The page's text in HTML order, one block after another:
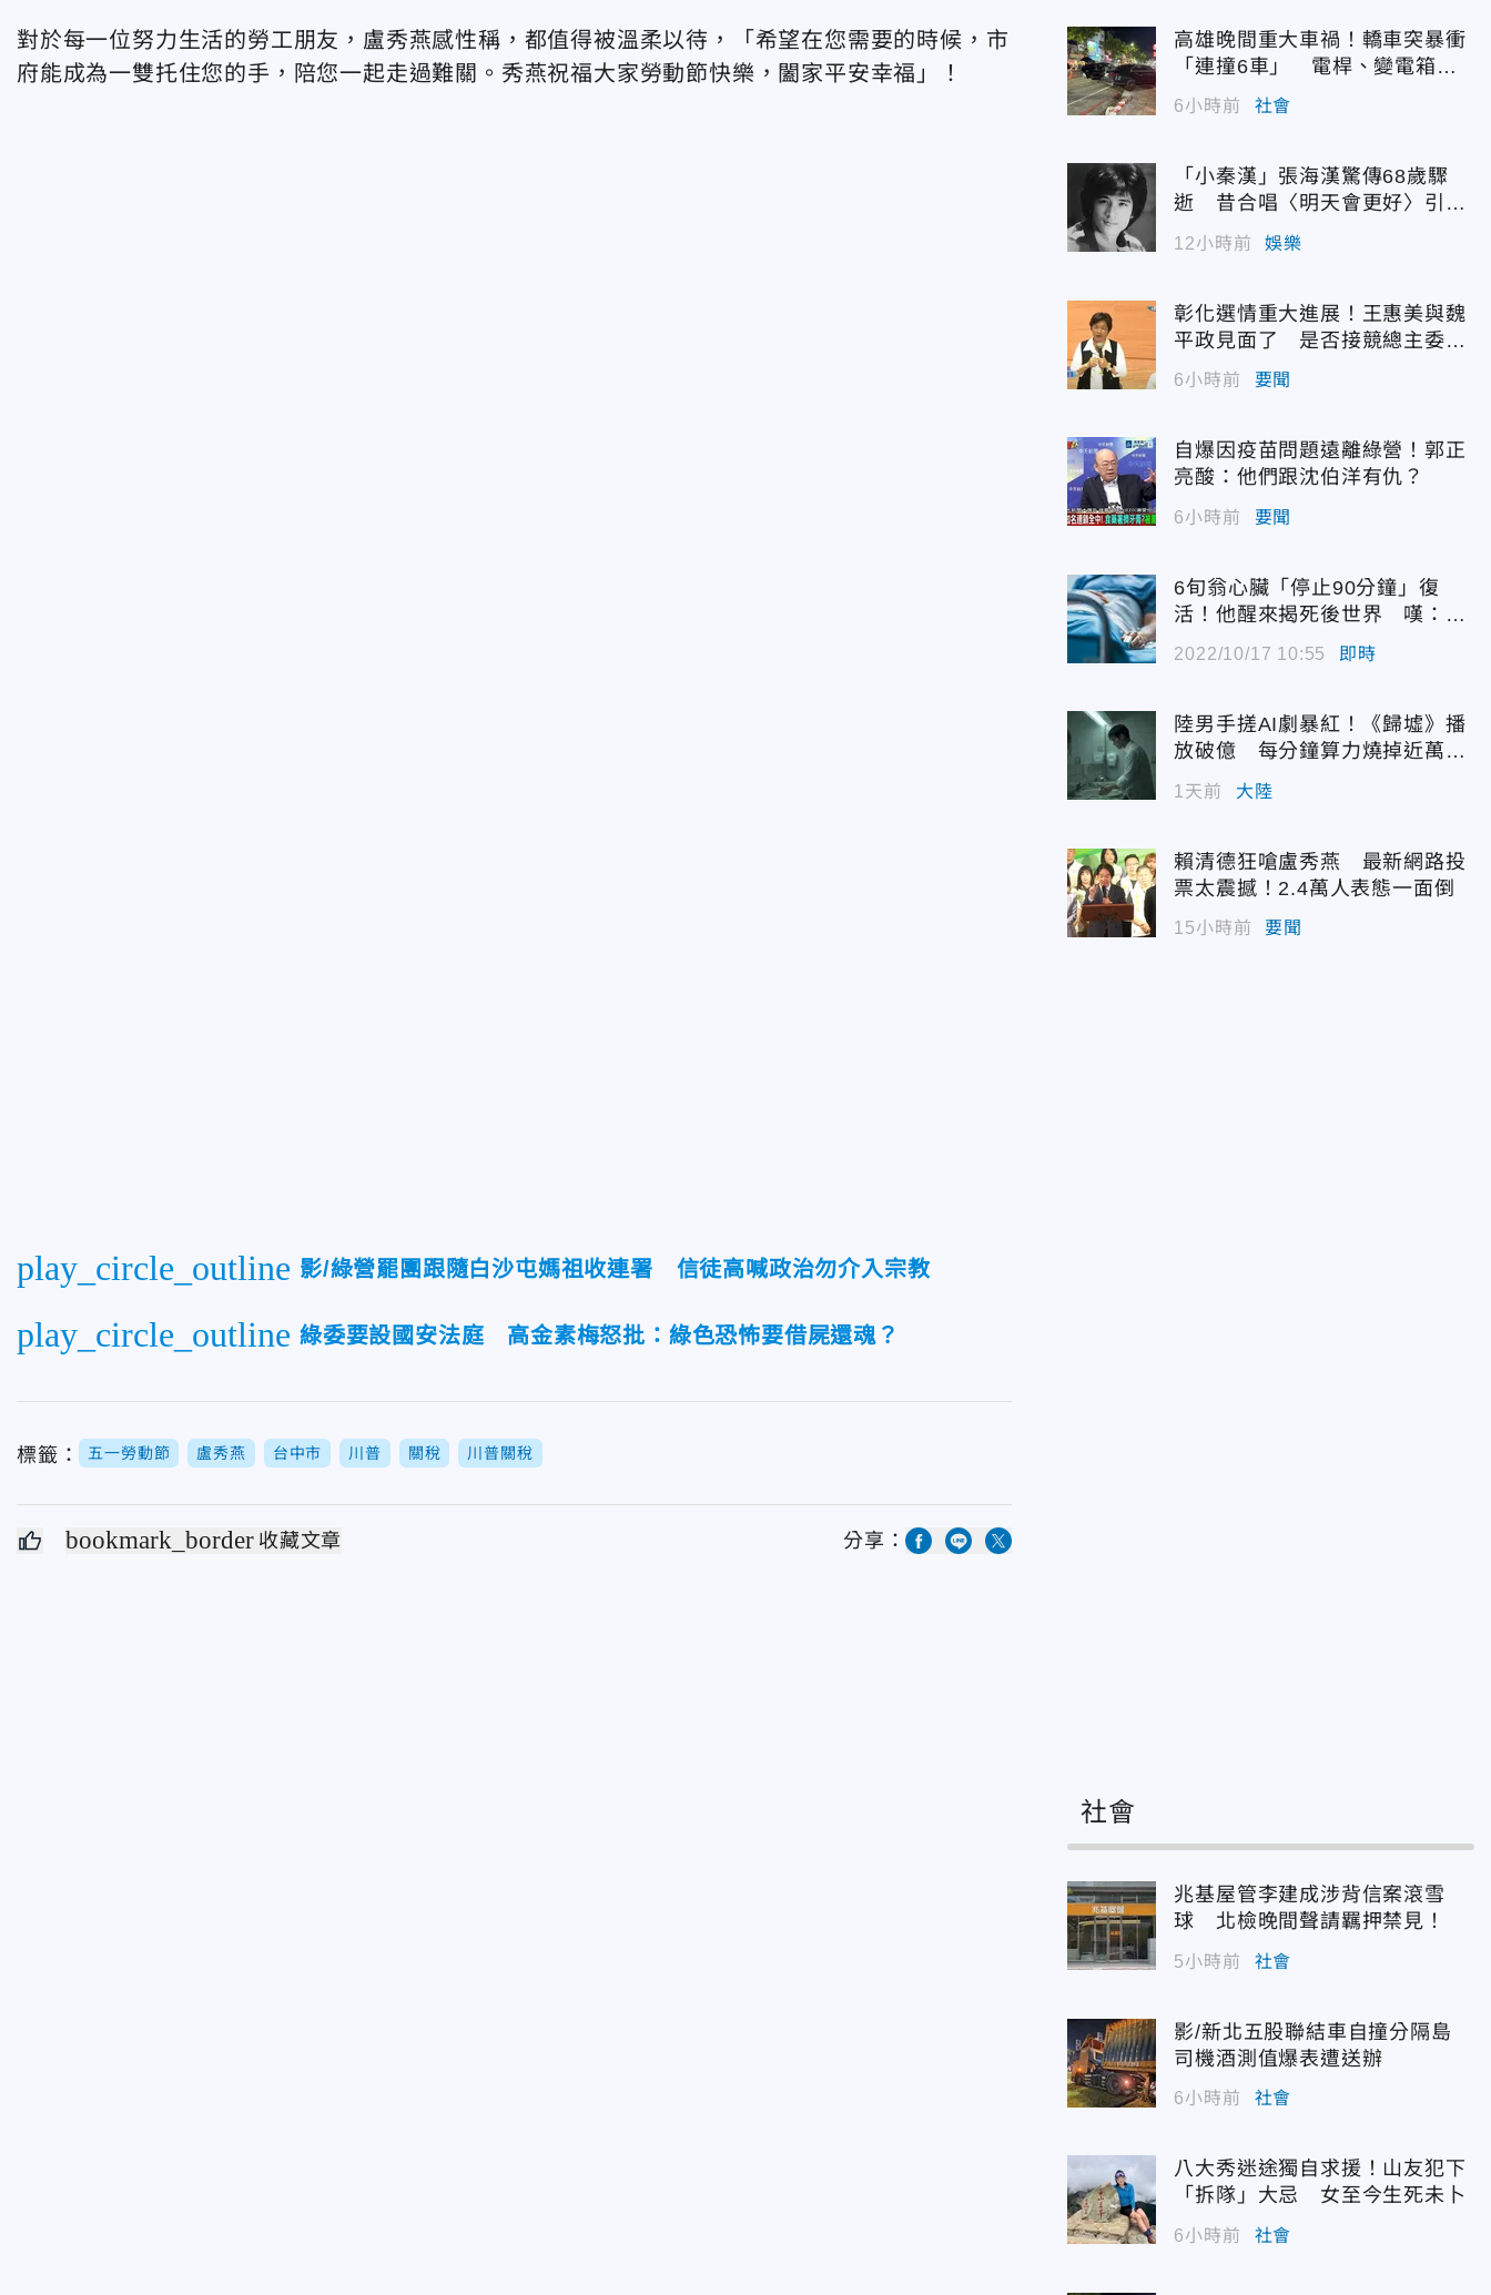
對於每一位努力生活的勞工朋友，盧秀燕感性稱，都值得被溫柔以待，「希望在您需要的時候，市
府能成為一雙托住您的手，陪您一起走過難關。秀燕祝福大家勞動節快樂，闔家平安幸福」！
play_circle_outline 影/綠營罷團跟隨白沙屯媽祖收連署 信徒高喊政治勿介入宗教
play_circle_outline 綠委要設國安法庭 高金素梅怒批：綠色恐怖要借屍還魂？
標籤： 五一勞動節 盧秀燕 台中市 川普 關稅 川普關稅
bookmark_border 收藏文章 分享：
高雄晚間重大車禍！轎車突暴衝
「連撞6車」 電桿、變電箱全
遭殃
6小時前 社會
「小秦漢」張海漢驚傳68歲驟
逝 昔合唱〈明天會更好〉引追
12小時前 娛樂
彰化選情重大進展！王惠美與魏
平政見面了 是否接競總主委態
度曝光
6小時前 要聞
自爆因疫苗問題遠離綠營！郭正
亮酸：他們跟沈伯洋有仇？
6小時前 要聞
6旬翁心臟「停止90分鐘」復
活！他醒來揭死後世界 嘆：很
2022/10/17 10:55 即時
陸男手搓AI劇暴紅！《歸墟》播
放破億 每分鐘算力燒掉近萬台
1天前 大陸
賴清德狂嗆盧秀燕 最新網路投
票太震撼！2.4萬人表態一面倒
15小時前 要聞
社會
兆基屋管李建成涉背信案滾雪
球 北檢晚間聲請羈押禁見！
5小時前 社會
影/新北五股聯結車自撞分隔島
司機酒測值爆表遭送辦
6小時前 社會
八大秀迷途獨自求援！山友犯下
「拆隊」大忌 女至今生死未卜
6小時前 社會